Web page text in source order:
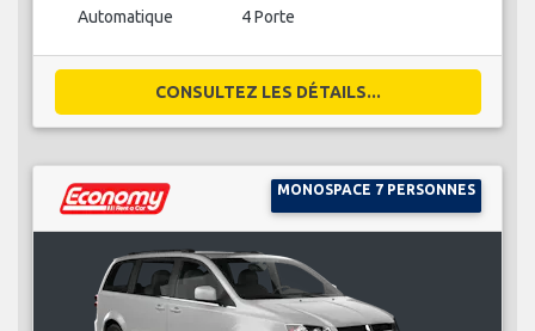
Automatique 4 Porte
CONSULTEZ LES DÉTAILS...
MONOSPACE 7 PERSONNES